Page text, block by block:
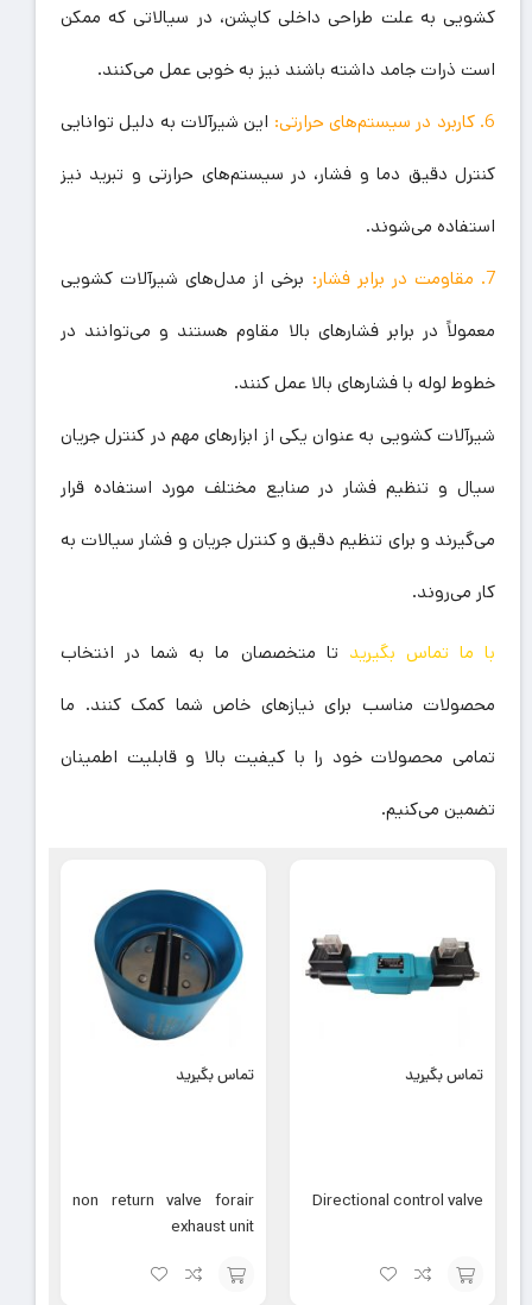
کشویی به علت طراحی داخلی کاپشن، در سیالاتی که ممکن
است ذرات جامد داشته باشند نیز به خوبی عمل می‌کنند.
6. کاربرد در سیستم‌های حرارتی: این شیرآلات به دلیل توانایی
کنترل دقیق دما و فشار، در سیستم‌های حرارتی و تبرید نیز
استفاده می‌شوند.
7. مقاومت در برابر فشار: برخی از مدل‌های شیرآلات کشویی
معمولاً در برابر فشارهای بالا مقاوم هستند و می‌توانند در
خطوط لوله با فشارهای بالا عمل کنند.
شیرآلات کشویی به عنوان یکی از ابزارهای مهم در کنترل جریان
سیال و تنظیم فشار در صنایع مختلف مورد استفاده قرار
می‌گیرند و برای تنظیم دقیق و کنترل جریان و فشار سیالات به
کار می‌روند.
با ما تماس بگیرید تا متخصصان ما به شما در انتخاب
محصولات مناسب برای نیازهای خاص شما کمک کنند. ما
تمامی محصولات خود را با کیفیت بالا و قابلیت اطمینان
تضمین می‌کنیم.
تماس بگیرید
Directional control valve
تماس بگیرید
non return valve forair
exhaust unit